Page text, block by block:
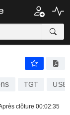
TGT
clôture 00:02:35